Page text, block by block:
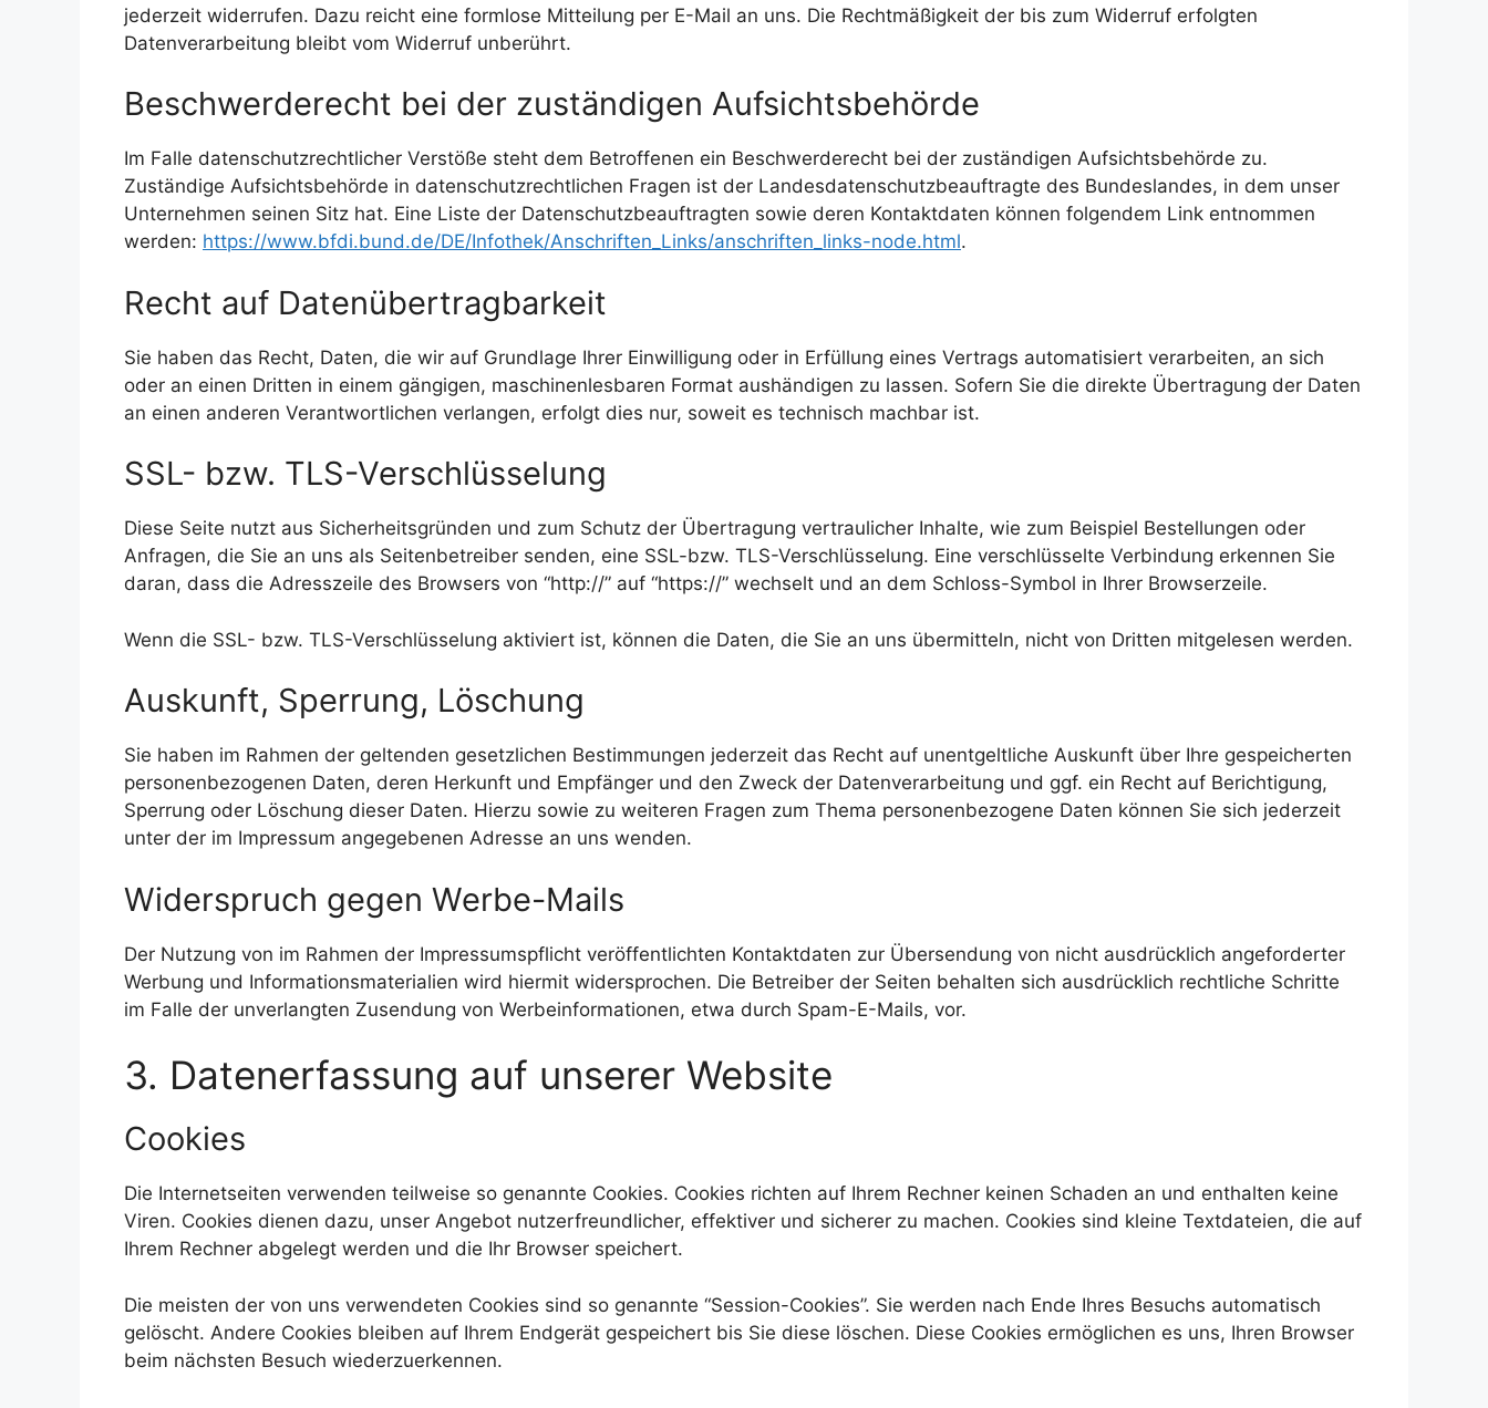
jederzeit widerrufen. Dazu reicht eine formlose Mitteilung per E-Mail an uns. Die Rechtmäßigkeit der bis zum Widerruf erfolgten
Datenverarbeitung bleibt vom Widerruf unberührt.
Beschwerderecht bei der zuständigen Aufsichtsbehörde
Im Falle datenschutzrechtlicher Verstöße steht dem Betroffenen ein Beschwerderecht bei der zuständigen Aufsichtsbehörde zu.
Zuständige Aufsichtsbehörde in datenschutzrechtlichen Fragen ist der Landesdatenschutzbeauftragte des Bundeslandes, in dem unser
Unternehmen seinen Sitz hat. Eine Liste der Datenschutzbeauftragten sowie deren Kontaktdaten können folgendem Link entnommen
werden: https://www.bfdi.bund.de/DE/Infothek/Anschriften_Links/anschriften_links-node.html.
Recht auf Datenübertragbarkeit
Sie haben das Recht, Daten, die wir auf Grundlage Ihrer Einwilligung oder in Erfüllung eines Vertrags automatisiert verarbeiten, an sich
oder an einen Dritten in einem gängigen, maschinenlesbaren Format aushändigen zu lassen. Sofern Sie die direkte Übertragung der Daten
an einen anderen Verantwortlichen verlangen, erfolgt dies nur, soweit es technisch machbar ist.
SSL- bzw. TLS-Verschlüsselung
Diese Seite nutzt aus Sicherheitsgründen und zum Schutz der Übertragung vertraulicher Inhalte, wie zum Beispiel Bestellungen oder
Anfragen, die Sie an uns als Seitenbetreiber senden, eine SSL-bzw. TLS-Verschlüsselung. Eine verschlüsselte Verbindung erkennen Sie
daran, dass die Adresszeile des Browsers von “http://” auf “https://” wechselt und an dem Schloss-Symbol in Ihrer Browserzeile.
Wenn die SSL- bzw. TLS-Verschlüsselung aktiviert ist, können die Daten, die Sie an uns übermitteln, nicht von Dritten mitgelesen werden.
Auskunft, Sperrung, Löschung
Sie haben im Rahmen der geltenden gesetzlichen Bestimmungen jederzeit das Recht auf unentgeltliche Auskunft über Ihre gespeicherten
personenbezogenen Daten, deren Herkunft und Empfänger und den Zweck der Datenverarbeitung und ggf. ein Recht auf Berichtigung,
Sperrung oder Löschung dieser Daten. Hierzu sowie zu weiteren Fragen zum Thema personenbezogene Daten können Sie sich jederzeit
unter der im Impressum angegebenen Adresse an uns wenden.
Widerspruch gegen Werbe-Mails
Der Nutzung von im Rahmen der Impressumspflicht veröffentlichten Kontaktdaten zur Übersendung von nicht ausdrücklich angeforderter
Werbung und Informationsmaterialien wird hiermit widersprochen. Die Betreiber der Seiten behalten sich ausdrücklich rechtliche Schritte
im Falle der unverlangten Zusendung von Werbeinformationen, etwa durch Spam-E-Mails, vor.
3. Datenerfassung auf unserer Website
Cookies
Die Internetseiten verwenden teilweise so genannte Cookies. Cookies richten auf Ihrem Rechner keinen Schaden an und enthalten keine
Viren. Cookies dienen dazu, unser Angebot nutzerfreundlicher, effektiver und sicherer zu machen. Cookies sind kleine Textdateien, die auf
Ihrem Rechner abgelegt werden und die Ihr Browser speichert.
Die meisten der von uns verwendeten Cookies sind so genannte “Session-Cookies”. Sie werden nach Ende Ihres Besuchs automatisch
gelöscht. Andere Cookies bleiben auf Ihrem Endgerät gespeichert bis Sie diese löschen. Diese Cookies ermöglichen es uns, Ihren Browser
beim nächsten Besuch wiederzuerkennen.